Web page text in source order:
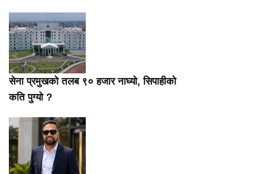
सेना प्रमुखको तलब ९० हजार नाघ्यो, सिपाहीको
कति पुग्यो ?